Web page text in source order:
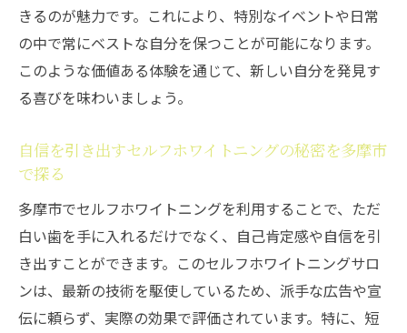
きるのが魅力です。これにより、特別なイベントや日常
の中で常にベストな自分を保つことが可能になります。
このような価値ある体験を通じて、新しい自分を発見す
る喜びを味わいましょう。
自信を引き出すセルフホワイトニングの秘密を多摩市
で探る
多摩市でセルフホワイトニングを利用することで、ただ
白い歯を手に入れるだけでなく、自己肯定感や自信を引
き出すことができます。このセルフホワイトニングサロ
ンは、最新の技術を駆使しているため、派手な広告や宣
伝に頼らず、実際の効果で評価されています。特に、短